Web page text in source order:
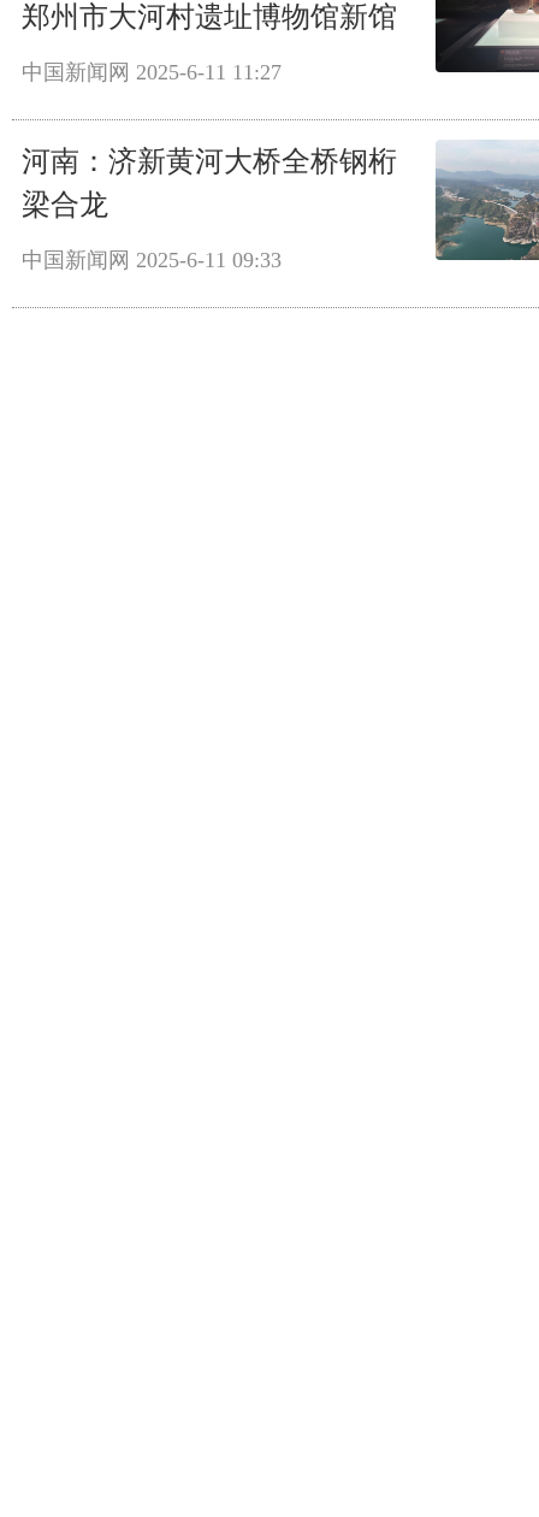
郑州市大河村遗址博物馆新馆
中国新闻网 2025-6-11 11:27
河南：济新黄河大桥全桥钢桁
梁合龙
中国新闻网 2025-6-11 09:33